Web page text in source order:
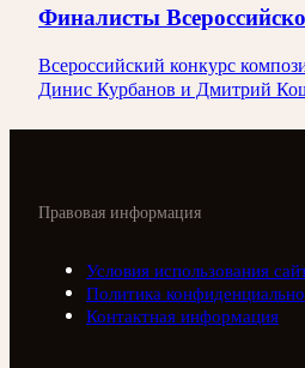
Финалисты
Всероссийский конкурс
Динис Курбанов и Дмитрий
Правовая информация
Условия использования
Политика
Контактная информация